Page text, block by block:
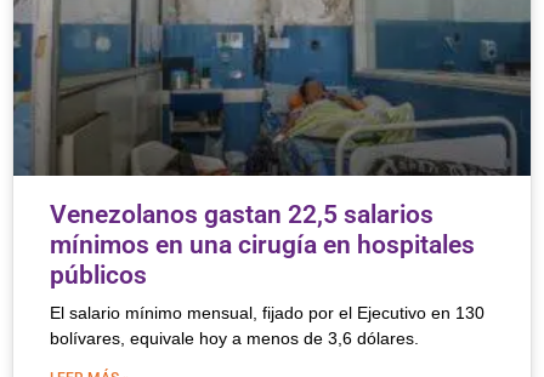
Venezolanos gastan 22,5 salarios
mínimos en una cirugía en hospitales
públicos
El salario mínimo mensual, fijado por el Ejecutivo en 130
bolívares, equivale hoy a menos de 3,6 dólares.